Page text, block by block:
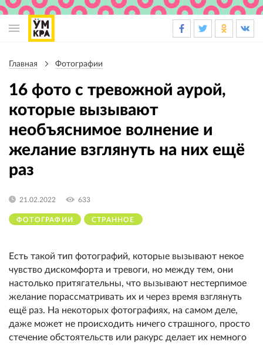
навигация
навигации
Главная Фотографии
16 фото с тревожной аурой,
которые вызывают
необъяснимое волнение и
желание взглянуть на них ещё
раз
ФОТОГРАФИИ СТРАННОЕ
21.02.2022 633
Есть такой тип фотографий, которые вызывают некое
чувство дискомфорта и тревоги, но между тем, они
настолько притягательны, что вызывают нестерпимое
желание порассматривать их и через время взглянуть
ещё раз. На некоторых фотографиях, на самом деле,
даже может не происходить ничего страшного, просто
стечение обстоятельств или ракурс делает их немного